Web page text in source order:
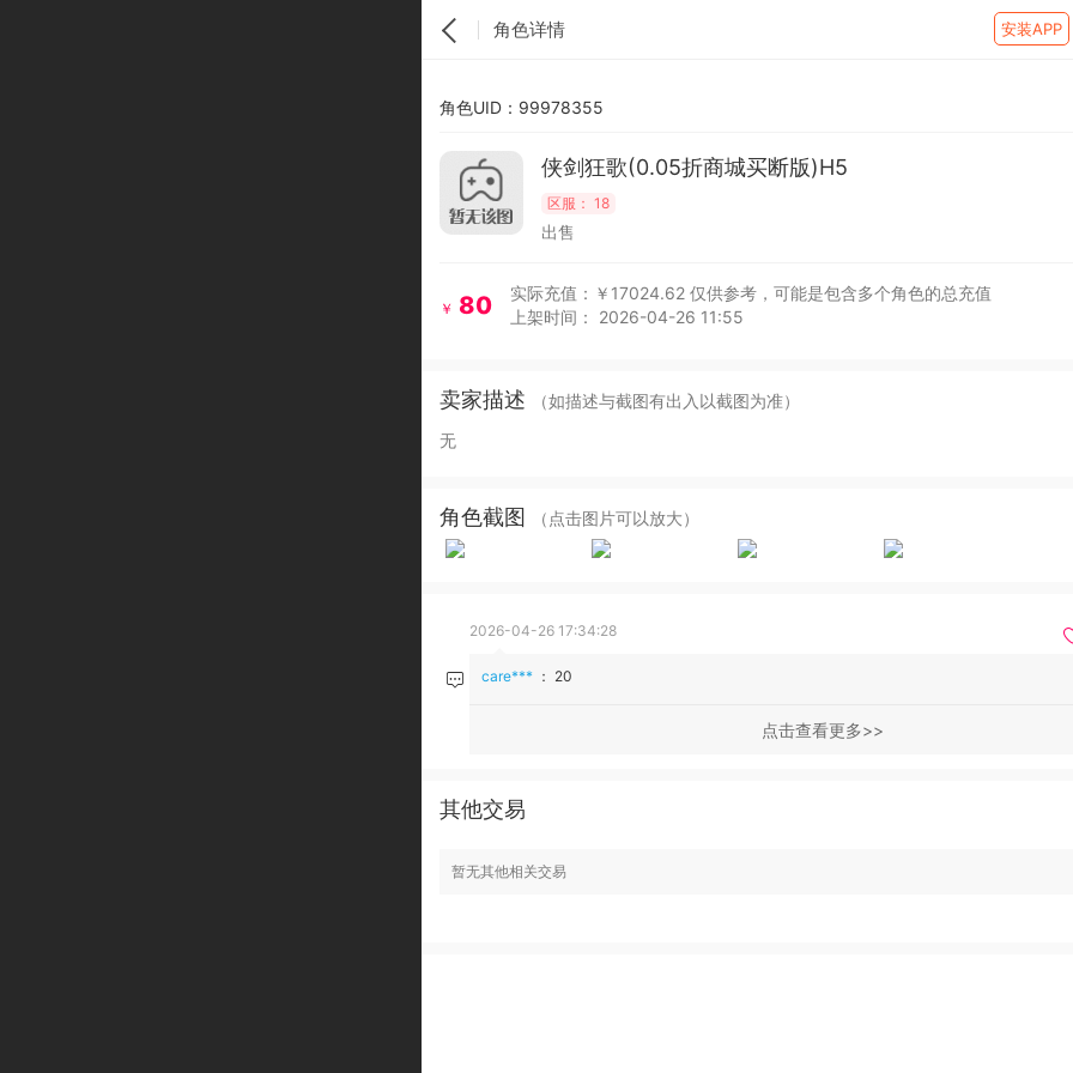
角色详情 安装APP
角色UID：99978355
侠剑狂歌(0.05折商城买断版)H5
区服： 18
出售
￥ 80 实际充值：￥17024.62 仅供参考，可能是包含多个角色的总充值
上架时间： 2026-04-26 11:55
卖家描述
（如描述与截图有出入以截图为准）
无
角色截图 （点击图片可以放大）
2026-04-26 17:34:28
care*** ： 20
点击查看更多
其他交易
暂无其他相关交易